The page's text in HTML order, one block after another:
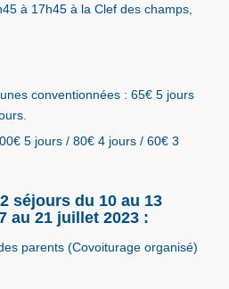
à 17h45 à la Clef des champs,
conventionnées : 65€ 5 jours
5 jours / 80€ 4 jours / 60€ 3
séjours du 10 au 13
au 21 juillet 2023 :
parents (Covoiturage organisé)